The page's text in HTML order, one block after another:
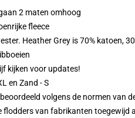
2 maten omhoog
fleece
Heather Grey is 70% katoen,
kijken voor updates!
en Zand - S
volgens de normen van
flodders van fabrikanten